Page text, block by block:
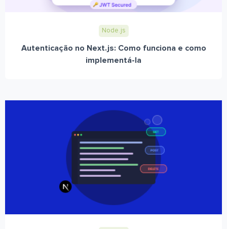
Node.js
Autenticação no Next.js: Como funciona e como
implementá-la